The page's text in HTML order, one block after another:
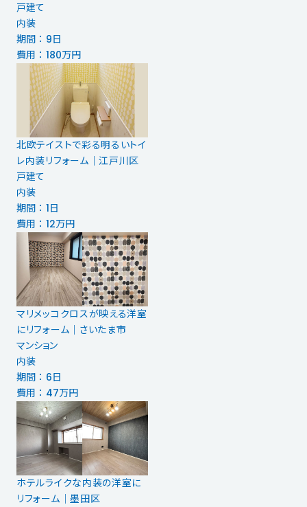
戸建て
内装
期間 ： 9日
費用 ： 180万円
北欧テイストで彩る明るいトイ
レ内装リフォーム｜江戸川区
戸建て
内装
期間 ： 1日
費用 ： 12万円
マリメッコクロスが映える洋室
にリフォーム｜さいたま市
マンション
内装
期間 ： 6日
費用 ： 47万円
ホテルライクな内装の洋室に
リフォーム｜墨田区